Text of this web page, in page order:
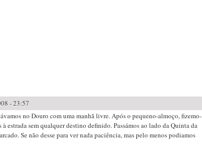
- 23:57
no Douro com uma manhã livre. Após o pequeno-almoço, fizemo-
à estrada sem qualquer destino definido. Passámos ao lado da Quinta da
Se não desse para ver nada paciência, mas pelo menos podiamos